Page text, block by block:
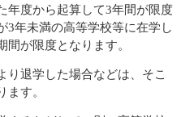
年度から起算して3年間が限度
3年未満の高等学校等に在学し
が限度となります。
り退学した場合などは、そこ
す。​